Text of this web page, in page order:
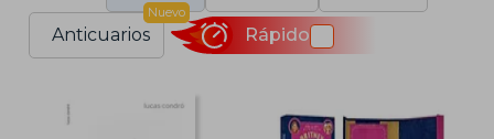
Anticuarios
Nuevo
Rápido